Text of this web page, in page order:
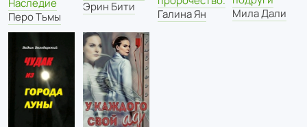
Наследие
Перо Тьмы
Эрин Бити
Галина Ян
Мила Дали